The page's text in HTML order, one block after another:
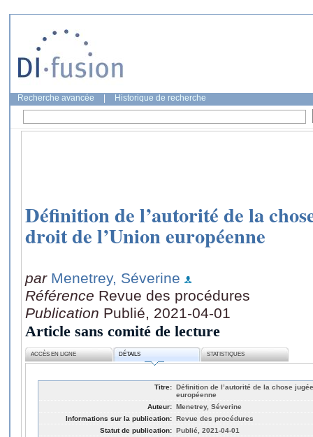
Recherche avancée Historique de recherche
Définition de l’autorité de la
droit de l’Union européenne
par Menetrey, Séverine
Référence Revue des procédures
Publication Publié, 2021-04-01
Article sans comité de lecture
ACCÈS EN LIGNE DÉTAILS STATISTIQUES
Titre: Définition de l’autorité de la chose
européenne
Auteur: Menetrey, Séverine
Informations sur la publication: Revue des procédures
Statut de publication: Publié, 2021-04-01